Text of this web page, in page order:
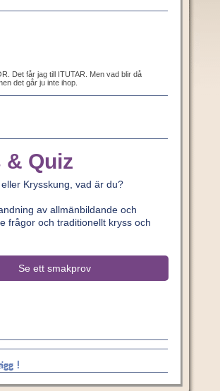
Det får jag till ITUTAR. Men vad blir då
det går ju inte ihop.
Quiz
Krysskung, vad är du?
av allmänbildande och
frågor och traditionellt kryss och
Se ett smakprov